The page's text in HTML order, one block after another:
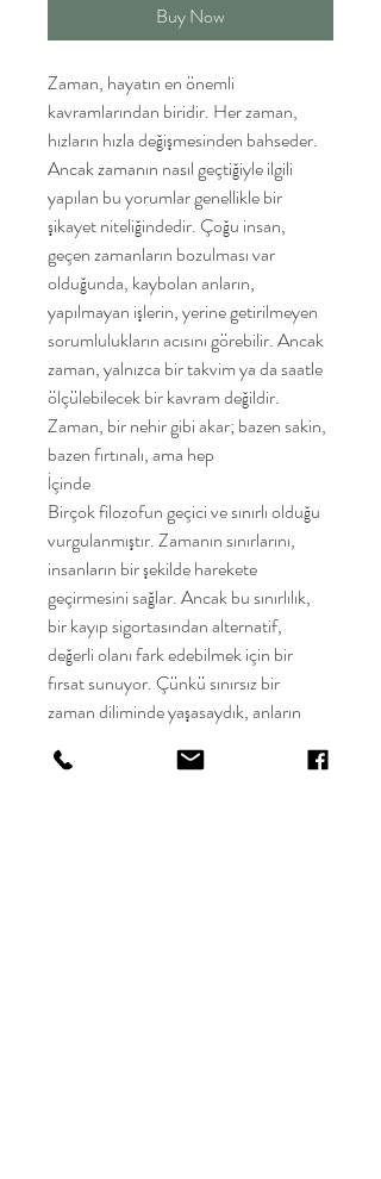
Buy Now
Zaman, hayatın en önemli
kavramlarından biridir. Her zaman,
hızların hızla değişmesinden bahseder.
Ancak zamanın nasıl geçtiğiyle ilgili
yapılan bu yorumlar genellikle bir
şikayet niteliğindedir. Çoğu insan,
geçen zamanların bozulması var
olduğunda, kaybolan anların,
yapılmayan işlerin, yerine getirilmeyen
sorumlulukların acısını görebilir. Ancak
zaman, yalnızca bir takvim ya da saatle
ölçülebilecek bir kavram değildir.
Zaman, bir nehir gibi akar; bazen sakin,
bazen fırtınalı, ama hep
İçinde
Birçok filozofun geçici ve sınırlı olduğu
vurgulanmıştır. Zamanın sınırlarını,
insanların bir şekilde harekete
geçirmesini sağlar. Ancak bu sınırlılık,
bir kayıp sigortasından alternatif,
değerli olanı fark edebilmek için bir
fırsat sunuyor. Çünkü sınırsız bir
zaman diliminde yaşasaydık, anların
nedenle sıcaklığın geçici olması, ona